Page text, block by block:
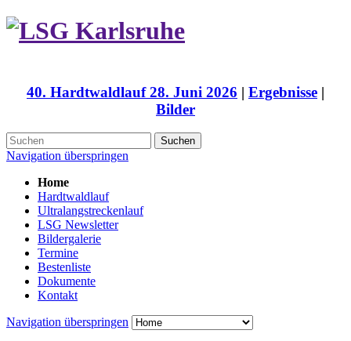
40. Hardtwaldlauf 28. Juni 2026 | Ergebnisse |
Bilder
Suchen
Navigation überspringen
Home
Hardtwaldlauf
Ultralangstreckenlauf
LSG Newsletter
Bildergalerie
Termine
Bestenliste
Dokumente
Kontakt
Navigation überspringen